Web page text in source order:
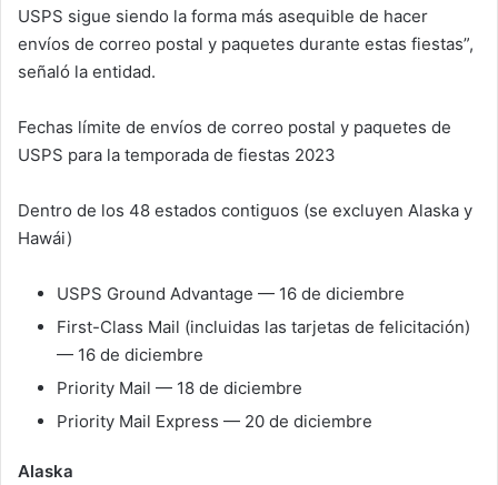
USPS sigue siendo la forma más asequible de hacer
envíos de correo postal y paquetes durante estas fiestas”,
señaló la entidad.
Fechas límite de envíos de correo postal y paquetes de
USPS para la temporada de fiestas 2023
Dentro de los 48 estados contiguos (se excluyen Alaska y
Hawái)
USPS Ground Advantage — 16 de diciembre
First-Class Mail (incluidas las tarjetas de felicitación)
— 16 de diciembre
Priority Mail — 18 de diciembre
Priority Mail Express — 20 de diciembre
Alaska